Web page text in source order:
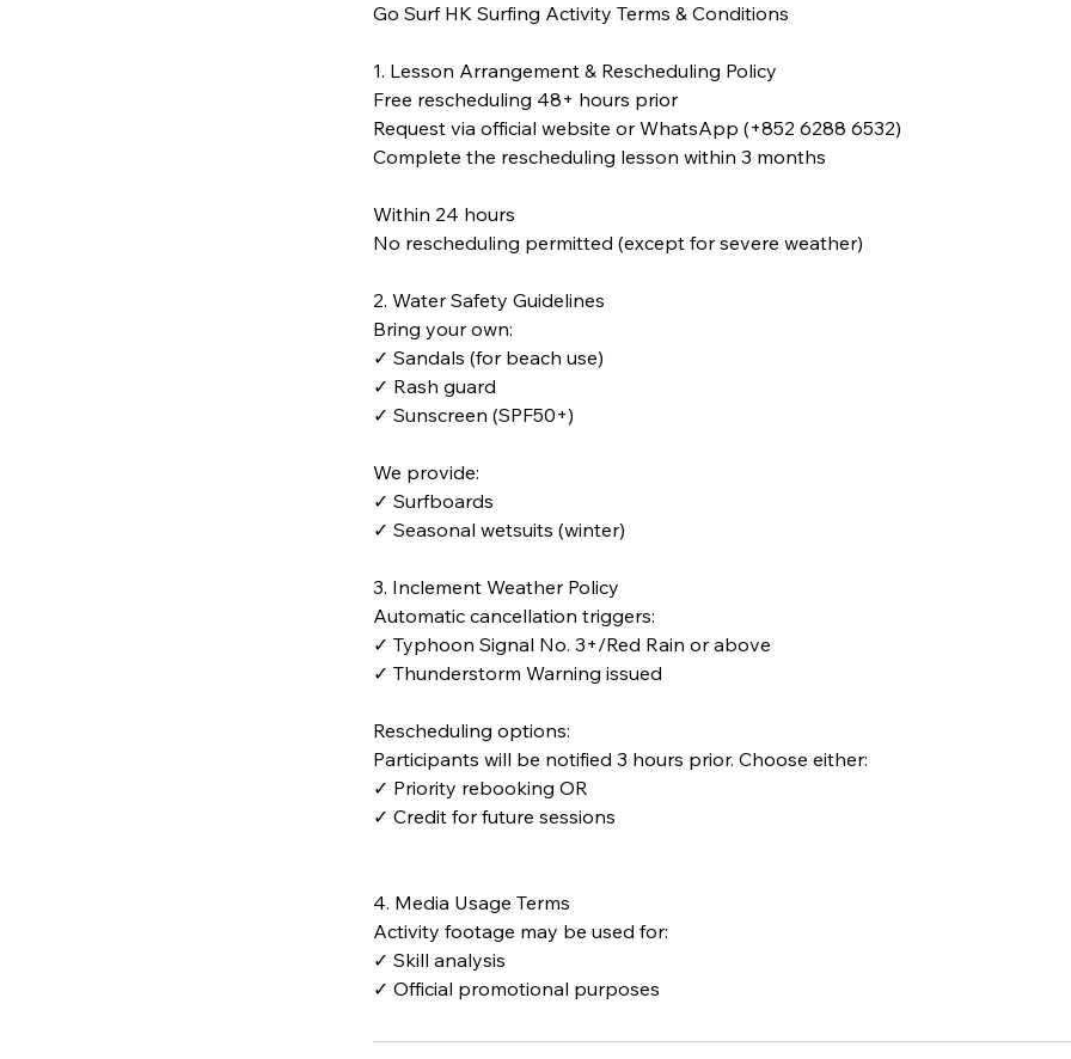
Go Surf HK Surfing Activity Terms & Conditions
1. Lesson Arrangement & Rescheduling Policy
Free rescheduling 48+ hours prior
Request via official website or WhatsApp (+852 6288 6532)
Complete the rescheduling lesson within 3 months
Within 24 hours
No rescheduling permitted (except for severe weather)
2. Water Safety Guidelines
Bring your own:
✓ Sandals (for beach use)
✓ Rash guard
✓ Sunscreen (SPF50+)
We provide:
✓ Surfboards
✓ Seasonal wetsuits (winter)
3. Inclement Weather Policy
Automatic cancellation triggers:
✓ Typhoon Signal No. 3+/Red Rain or above
✓ Thunderstorm Warning issued
Rescheduling options:
Participants will be notified 3 hours prior. Choose either:
✓ Priority rebooking OR
✓ Credit for future sessions
4. Media Usage Terms
Activity footage may be used for:
✓ Skill analysis